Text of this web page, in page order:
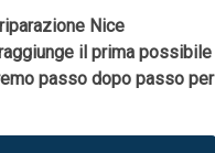
Nice
il prima possibile
passo dopo passo per